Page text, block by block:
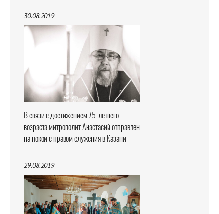
30.08.2019
В связи с достижением 75-летнего
возраста митрополит Анастасий отправлен
на покой с правом служения в Казани
29.08.2019